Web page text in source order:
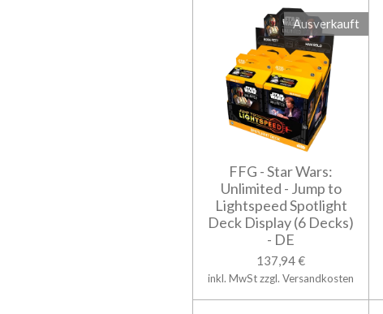
Ausverkauft
FFG - Star Wars:
Unlimited - Jump to
Lightspeed Spotlight
Deck Display (6 Decks)
- DE
137,94 €
inkl. MwSt zzgl. Versandkosten